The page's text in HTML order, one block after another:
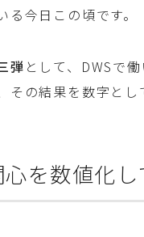
今日この頃です。
弾 として、DWSで
その結果を数字とし
を数値化し